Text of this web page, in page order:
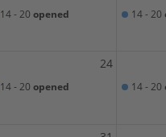
14 - 20 opened 14 - 20
24
14 - 20 opened 14 - 20